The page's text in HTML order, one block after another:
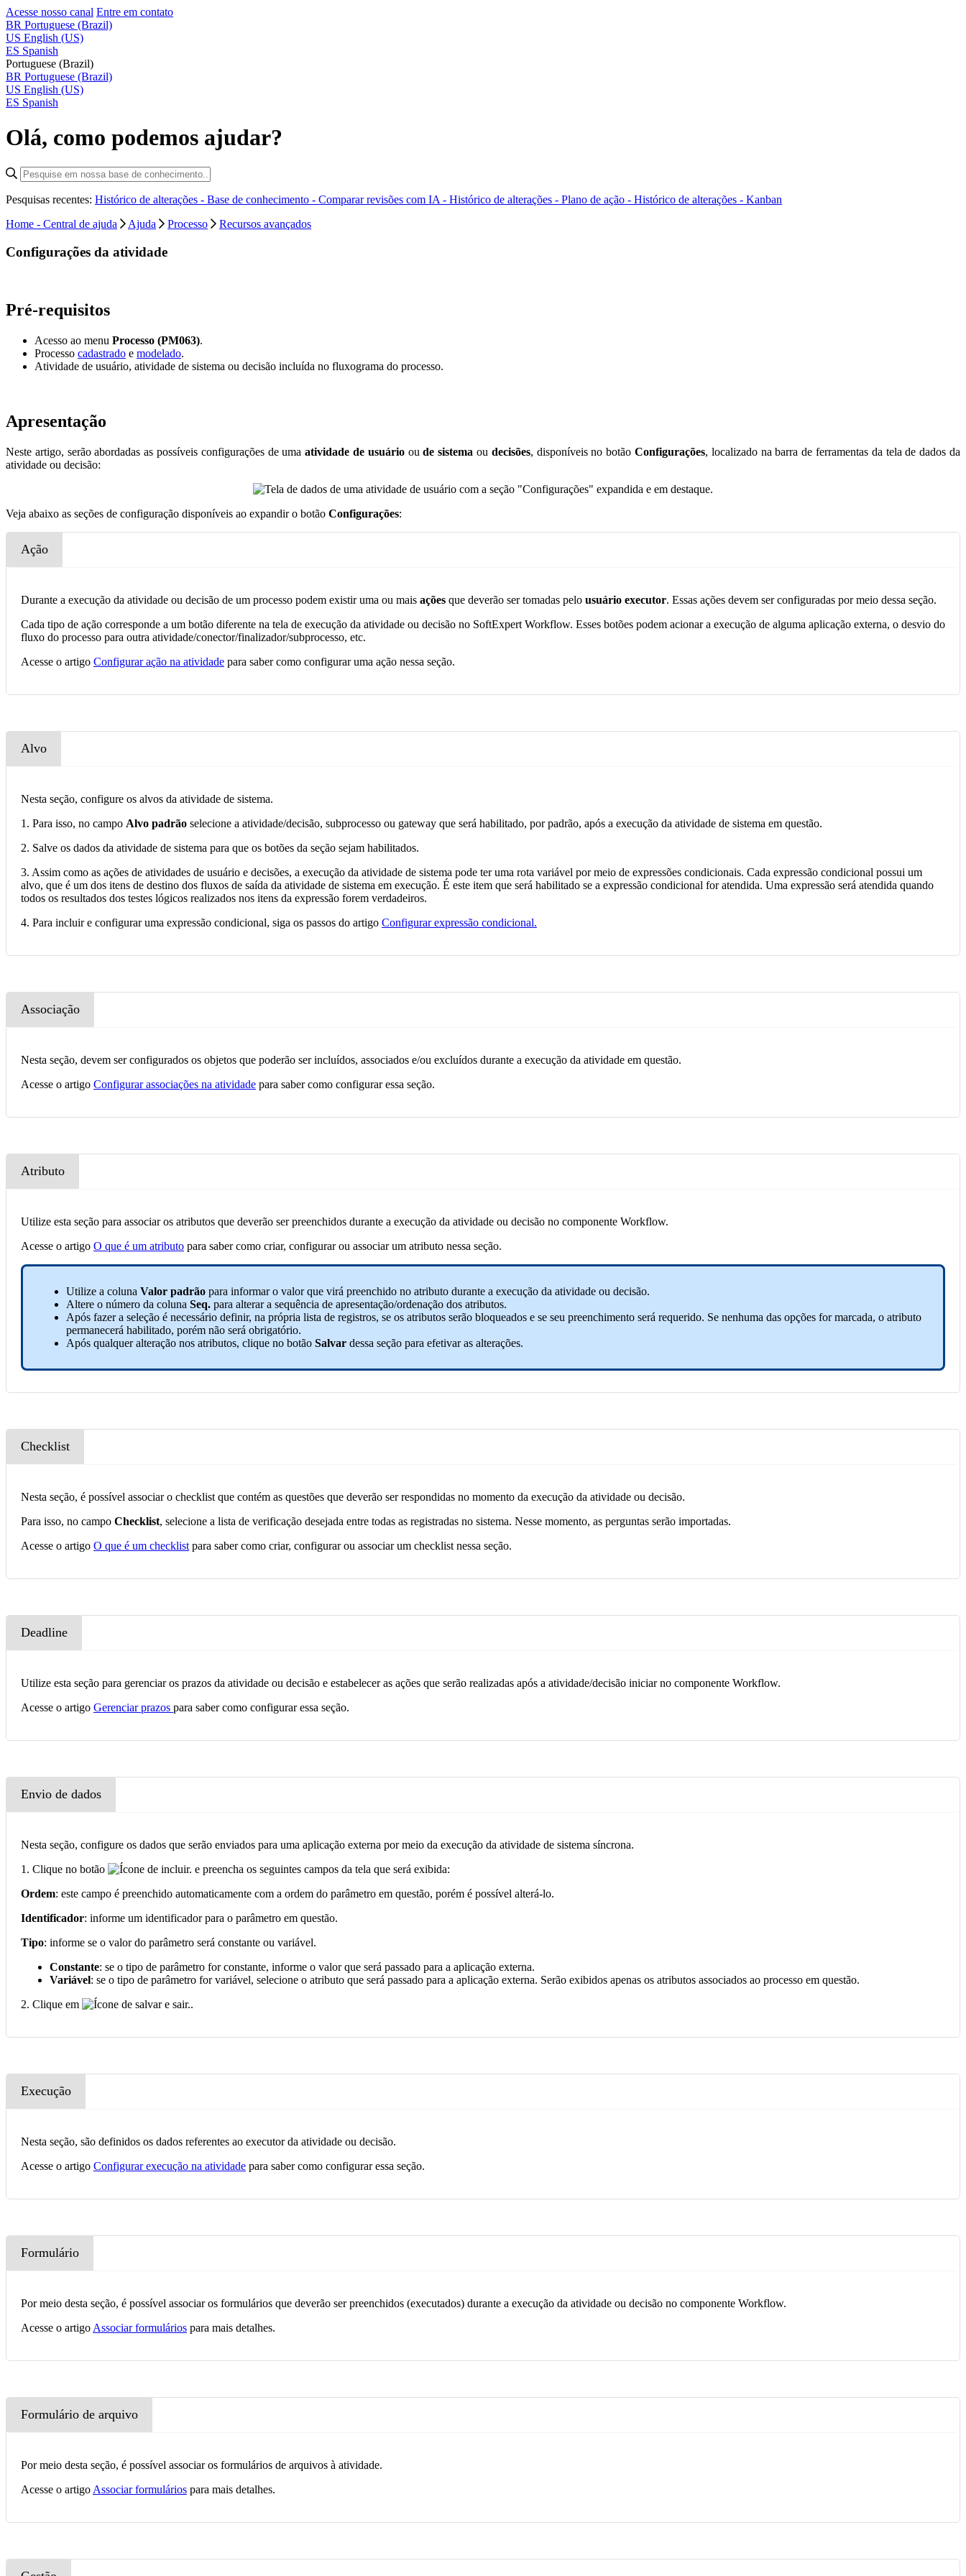
Acesse nosso canal Entre em contato
BR Portuguese (Brazil)
US English (US)
ES Spanish
Portuguese (Brazil)
BR Portuguese (Brazil)
US English (US)
ES Spanish
Olá, como podemos ajudar?
Pesquisas recentes: Histórico de alterações - Base de conhecimento - Comparar revisões com IA - Histórico de alterações - Plano de ação - Histórico de alterações - Kanban
Home - Central de ajuda
Ajuda Processo Recursos avançados
Configurações da atividade
Pré-requisitos
Acesso ao menu Processo (PM063).
Processo cadastrado e modelado.
Atividade de usuário, atividade de sistema ou decisão incluída no fluxograma do processo.
Apresentação
Neste artigo, serão abordadas as possíveis configurações de umaatividade de usuáriooude sistema ou decisões, disponíveis no botãoConfigurações, localizado na barra de ferramentas da tela de dados da
atividade ou decisão:
Veja abaixo as seções de configuração disponíveis ao expandir o botão Configurações:
Ação
Durante a execução da atividade ou decisão de um processo podem existir uma ou mais ações que deverão ser tomadas pelo usuário executor. Essas ações devem ser configuradas por meio dessa seção.
Cada tipo de ação corresponde a um botão diferente na tela de execução da atividade ou decisão no SoftExpert Workflow. Esses botões podem acionar a execução de alguma aplicação externa, o desvio do
fluxo do processo para outra atividade/conector/finalizador/subprocesso, etc.
Acesse o artigo Configurar ação na atividade para saber como configurar uma ação nessa seção.
Alvo
Nesta seção, configure os alvos da atividade de sistema.
1. Para isso, no campo Alvo padrão selecione a atividade/decisão, subprocesso ou gateway que será habilitado, por padrão, após a execução da atividade de sistema em questão.
2. Salve os dados da atividade de sistema para que os botões da seção sejam habilitados.
3. Assim como as ações de atividades de usuário e decisões, a execução da atividade de sistema pode ter uma rota variável por meio de expressões condicionais. Cada expressão condicional possui um
alvo, que é um dos itens de destino dos fluxos de saída da atividade de sistema em execução. É este item que será habilitado se a expressão condicional for atendida. Uma expressão será atendida quando
todos os resultados dos testes lógicos realizados nos itens da expressão forem verdadeiros.
4. Para incluir e configurar uma expressão condicional, siga os passos do artigo Configurar expressão condicional.
Associação
Nesta seção, devem ser configurados os objetos que poderão ser incluídos, associados e/ou excluídos durante a execução da atividade em questão.
Acesse o artigo Configurar associações na atividade para saber como configurar essa seção.
Atributo
Utilize esta seção para associar os atributos que deverão ser preenchidos durante a execução da atividade ou decisão no componente Workflow.
Acesse o artigo O que é um atributo para saber como criar, configurar ou associar um atributo nessa seção.
Utilize a coluna Valor padrão para informar o valor que virá preenchido no atributo durante a execução da atividade ou decisão.
Altere o número da coluna Seq. para alterar a sequência de apresentação/ordenação dos atributos.
Após fazer a seleção é necessário definir, na própria lista de registros, se os atributos serão bloqueados e se seu preenchimento será requerido. Se nenhuma das opções for marcada, o atributo
permanecerá habilitado, porém não será obrigatório.
Após qualquer alteração nos atributos, clique no botão Salvar dessa seção para efetivar as alterações.
Checklist
Nesta seção, é possível associar o checklist que contém as questões que deverão ser respondidas no momento da execução da atividade ou decisão.
Para isso, no campo Checklist, selecione a lista de verificação desejada entre todas as registradas no sistema. Nesse momento, as perguntas serão importadas.
Acesse o artigo O que é um checklist para saber como criar, configurar ou associar um checklist nessa seção.
Deadline
Utilize esta seção para gerenciar os prazos da atividade ou decisão e estabelecer as ações que serão realizadas após a atividade/decisão iniciar no componente Workflow.
Acesse o artigo Gerenciar prazos para saber como configurar essa seção.
Envio de dados
Nesta seção, configure os dados que serão enviados para uma aplicação externa por meio da execução da atividade de sistema síncrona.
1. Clique no botão
e preencha os seguintes campos da tela que será exibida:
Ordem: este campo é preenchido automaticamente com a ordem do parâmetro em questão, porém é possível alterá-lo.
Identificador: informe um identificador para o parâmetro em questão.
Tipo: informe se o valor do parâmetro será constante ou variável.
Constante: se o tipo de parâmetro for constante, informe o valor que será passado para a aplicação externa.
Variável: se o tipo de parâmetro for variável, selecione o atributo que será passado para a aplicação externa. Serão exibidos apenas os atributos associados ao processo em questão.
2. Clique em
.
Execução
Nesta seção, são definidos os dados referentes ao executor da atividade ou decisão.
Acesse o artigo Configurar execução na atividade para saber como configurar essa seção.
Formulário
Por meio desta seção, é possível associar os formulários que deverão ser preenchidos (executados) durante a execução da atividade ou decisão no componente Workflow.
Acesse o artigo Associar formulários para mais detalhes.
Formulário de arquivo
Por meio desta seção, é possível associar os formulários de arquivos à atividade.
Acesse o artigo Associar formulários para mais detalhes.